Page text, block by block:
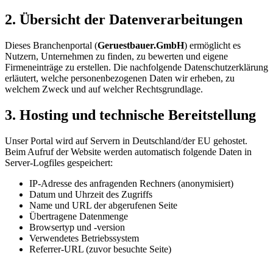
2. Übersicht der Datenverarbeitungen
Dieses Branchenportal (Geruestbauer.GmbH) ermöglicht es
Nutzern, Unternehmen zu finden, zu bewerten und eigene
Firmeneinträge zu erstellen. Die nachfolgende Datenschutzerklärung
erläutert, welche personenbezogenen Daten wir erheben, zu
welchem Zweck und auf welcher Rechtsgrundlage.
3. Hosting und technische Bereitstellung
Unser Portal wird auf Servern in Deutschland/der EU gehostet.
Beim Aufruf der Website werden automatisch folgende Daten in
Server-Logfiles gespeichert:
IP-Adresse des anfragenden Rechners (anonymisiert)
Datum und Uhrzeit des Zugriffs
Name und URL der abgerufenen Seite
Übertragene Datenmenge
Browsertyp und -version
Verwendetes Betriebssystem
Referrer-URL (zuvor besuchte Seite)